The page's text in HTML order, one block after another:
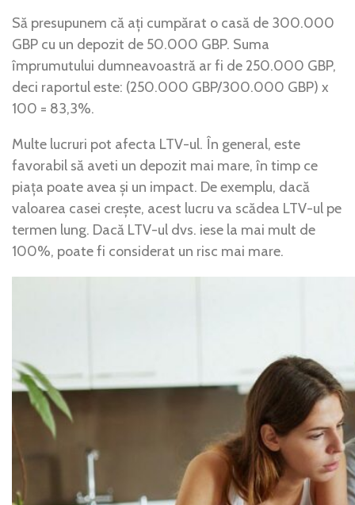
Să presupunem că ați cumpărat o casă de 300.000
GBP cu un depozit de 50.000 GBP. Suma
împrumutului dumneavoastră ar fi de 250.000 GBP,
deci raportul este: (250.000 GBP/300.000 GBP) x
100 = 83,3%.
Multe lucruri pot afecta LTV-ul. În general, este
favorabil să aveti un depozit mai mare, în timp ce
piața poate avea și un impact. De exemplu, dacă
valoarea casei crește, acest lucru va scădea LTV-ul pe
termen lung. Dacă LTV-ul dvs. iese la mai mult de
100%, poate fi considerat un risc mai mare.